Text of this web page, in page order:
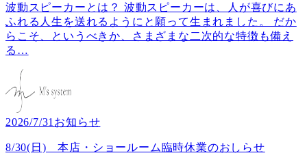
波動スピーカーとは？ 波動スピーカーは、人が喜びにあ
ふれる人生を送れるようにと願って生まれました。 だか
らこそ、というべきか、さまざまな二次的な特徴も備え
る …
2026/7/31 お知らせ
8/30(日) 本店・ショールーム臨時休業のおしらせ